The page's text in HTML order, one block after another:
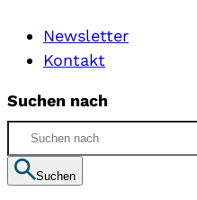
Newsletter
Kontakt
Suchen nach
Suchen